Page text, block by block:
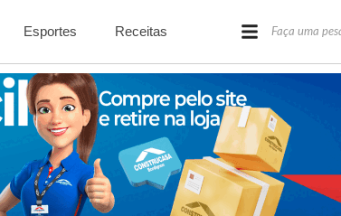
Esportes Receitas